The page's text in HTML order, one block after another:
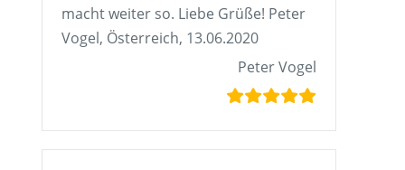
macht weiter so. Liebe Grüße! Peter
Vogel, Österreich, 13.06.2020
Peter Vogel